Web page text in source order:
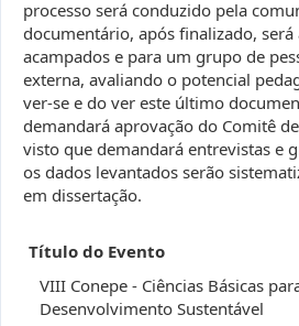
processo será conduzido pela
documentário, após finalizado,
acampados e para um grupo de
externa, avaliando o potencial
ver-se e do ver este último
demandará aprovação do Comitê
visto que demandará entrevistas e
os dados levantados serão
em dissertação.
Título do Evento
VIII Conepe - Ciências Básicas
Desenvolvimento Sustentável